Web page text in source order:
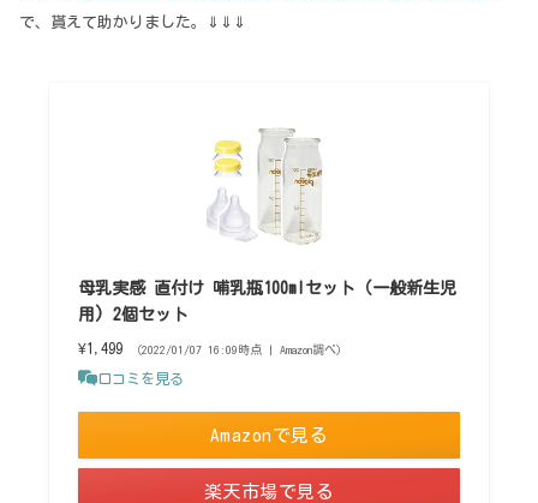
で、貰えて助かりました。⇓⇓⇓
母乳実感 直付け 哺乳瓶100mlセット（一般新生児
用) 2個セット
¥1,499 （2022/01/07 16:09時点 | Amazon調べ）
口コミを見る
Amazonで見る
楽天市場で見る